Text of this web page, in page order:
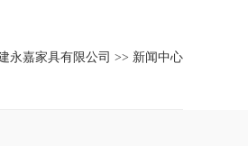
永嘉家具有限公司 >> 新闻中心